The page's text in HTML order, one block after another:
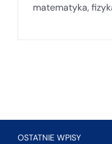
matematyka,
OSTATNIE WPISY